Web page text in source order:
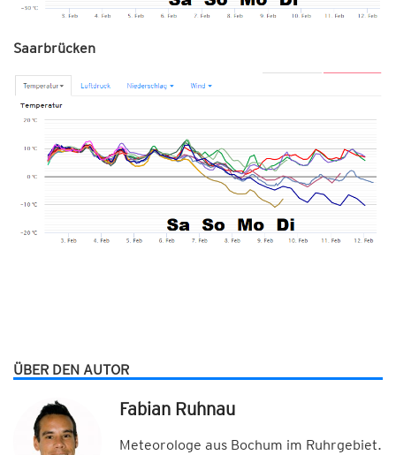
Saarbrücken
ÜBER DEN AUTOR
Fabian Ruhnau
Meteorologe aus Bochum im Ruhrgebiet.